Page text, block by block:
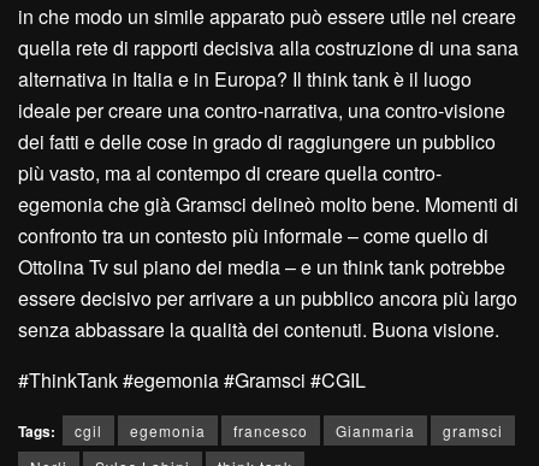
in che modo un simile apparato può essere utile nel creare
quella rete di rapporti decisiva alla costruzione di una sana
alternativa in Italia e in Europa? Il think tank è il luogo
ideale per creare una contro-narrativa, una contro-visione
dei fatti e delle cose in grado di raggiungere un pubblico
più vasto, ma al contempo di creare quella contro-
egemonia che già Gramsci delineò molto bene. Momenti di
confronto tra un contesto più informale – come quello di
Ottolina Tv sul piano dei media – e un think tank potrebbe
essere decisivo per arrivare a un pubblico ancora più largo
senza abbassare la qualità dei contenuti. Buona visione.
#ThinkTank #egemonia #Gramsci #CGIL
Tags: cgil egemonia francesco Gianmaria
gramsci